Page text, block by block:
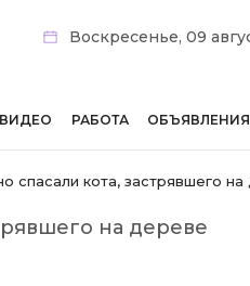
Воскресенье, 09
ВИДЕО РАБОТА ОБЪЯВЛЕНИЯ
спасали кота, застрявшего
на дереве